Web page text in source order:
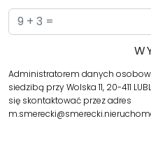
Administratorem danych
siedzibą przy Wolska 11, 20-411
się skontaktować przez adres